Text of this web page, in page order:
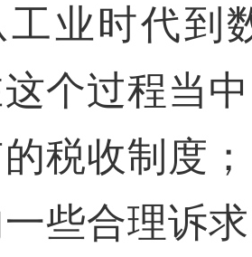
时代到数
个过程当
税收制度
些合理诉